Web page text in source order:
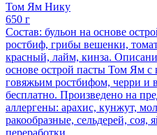
Том Ям Нику
650 г
Состав: бульон на основе
ростбиф, грибы вешенки,
красный, лайм, кинза.
основе острой пасты Том Ям с
говяжьим ростбифом, черри и
бесплатно. Произведено на
аллергены: арахис, кунжут,
ракообразные, сельдерей, соя,
переработки.